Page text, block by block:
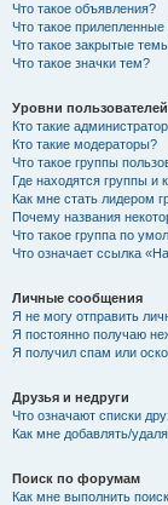
Что такое объявления?
Что такое
Что такое закрытые
Что такое значки тем?
Уровни
Кто такие
Кто такие модераторы?
Что такое группы
Где находятся группы и
Как мне стать лидером
Почему названия
Что такое группа по
Что означает ссылка
Личные сообщения
Я не могу отправить
Я постоянно получаю
Я получил спам или
Друзья и недруги
Что означают списки
Как мне добавлять/
Поиск по форумам
Как мне выполнить